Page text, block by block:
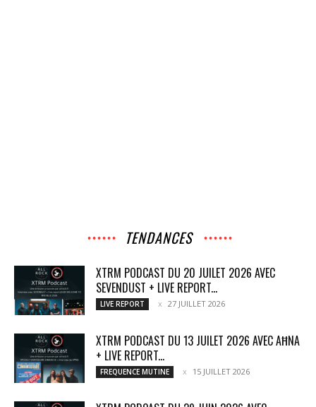
TENDANCES
XTRM PODCAST DU 20 JUILET 2026 AVEC
SEVENDUST + LIVE REPORT...
LIVE REPORT 27 JUILLET 2026
XTRM PODCAST DU 13 JUILET 2026 AVEC AĦNA
+ LIVE REPORT...
FREQUENCE MUTINE 15 JUILLET 2026